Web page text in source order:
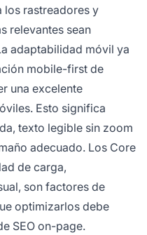
los rastreadores y
relevantes sean
adaptabilidad móvil ya
mobile-first de
una excelente
Esto significa
texto legible sin zoom
adecuado. Los Core
de carga,
son factores de
optimizarlos debe
SEO on-page.